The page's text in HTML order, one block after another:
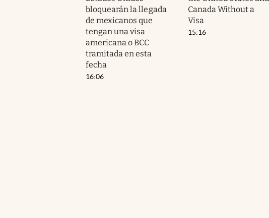
bloquearán la llegada
de mexicanos que
tengan una visa
americana o BCC
tramitada en esta
fecha
16:06
Canada Without a
Visa
15:16